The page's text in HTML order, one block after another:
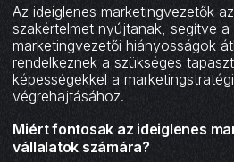
Az ideiglenes marketingvezetők
szakértelmet nyújtanak, segítve
marketingvezetői hiányosságok
rendelkeznek a szükséges
képességekkel a
végrehajtásához.
Miért fontosak az ideiglenes
vállalatok számára?